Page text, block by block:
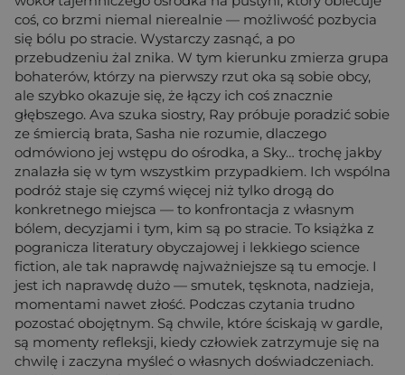
coś, co brzmi niemal nierealnie — możliwość pozbycia
się bólu po stracie. Wystarczy zasnąć, a po
przebudzeniu żal znika. W tym kierunku zmierza grupa
bohaterów, którzy na pierwszy rzut oka są sobie obcy,
ale szybko okazuje się, że łączy ich coś znacznie
głębszego. Ava szuka siostry, Ray próbuje poradzić sobie
ze śmiercią brata, Sasha nie rozumie, dlaczego
odmówiono jej wstępu do ośrodka, a Sky… trochę jakby
znalazła się w tym wszystkim przypadkiem. Ich wspólna
podróż staje się czymś więcej niż tylko drogą do
konkretnego miejsca — to konfrontacja z własnym
bólem, decyzjami i tym, kim są po stracie. To książka z
pogranicza literatury obyczajowej i lekkiego science
fiction, ale tak naprawdę najważniejsze są tu emocje. I
jest ich naprawdę dużo — smutek, tęsknota, nadzieja,
momentami nawet złość. Podczas czytania trudno
pozostać obojętnym. Są chwile, które ściskają w gardle,
są momenty refleksji, kiedy człowiek zatrzymuje się na
chwilę i zaczyna myśleć o własnych doświadczeniach.